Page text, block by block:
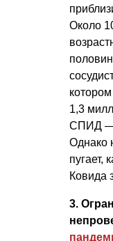
Около
1,3
СПИД —
Однако
пугает,
Ковида
3.